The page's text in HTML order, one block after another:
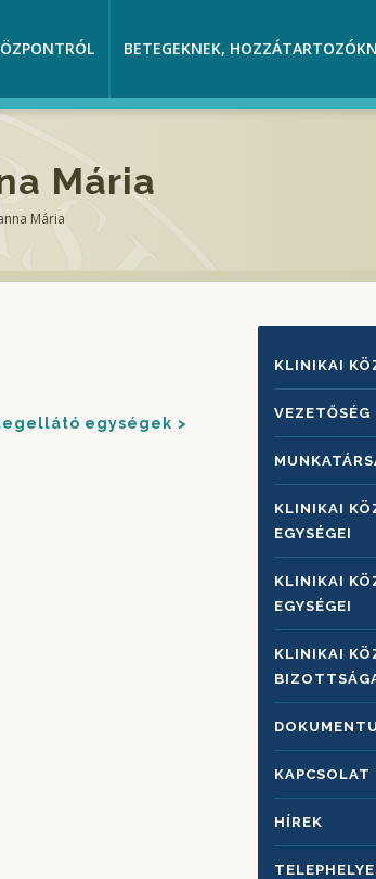
BETEGEKNEK,
Mária
Mária
egységek
KLINIKAI
KLINIKAI
VEZETŐSÉG
KLINIKAI
EGYSÉGEI
KLINIKAI
EGYSÉGEI
KLINIKAI
KAPCSOLAT
HÍREK